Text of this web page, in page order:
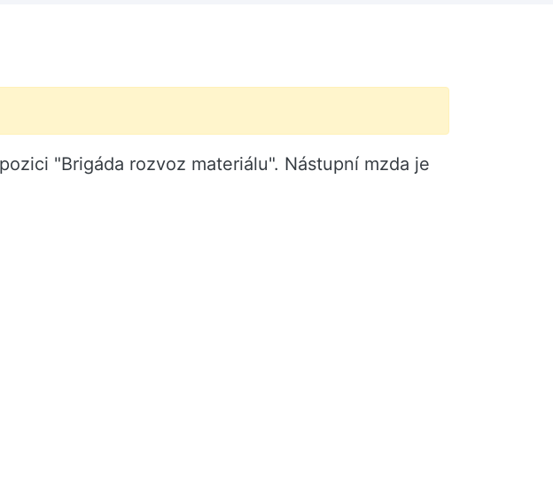
"Brigáda rozvoz materiálu". Nástupní mzda je